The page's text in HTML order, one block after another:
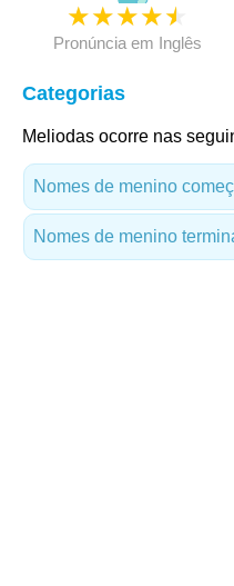
★★★★★
Pronúncia em Inglês
Categorias
Meliodas ocorre nas
Nomes de menino
Nomes de menino